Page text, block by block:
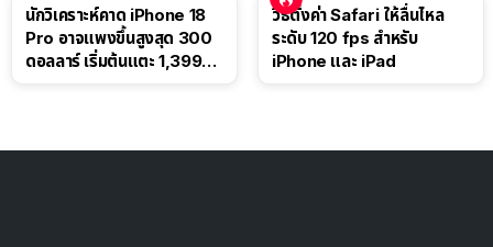
นักวิเคราะห์คาด iPhone 18
Pro อาจแพงขึ้นสูงสุด 300
ดอลลาร์ เริ่มต้นแตะ 1,399
วิธีตั้งค่า Safari ให้ลื่นไหล
ระดับ 120 fps สำหรับ
iPhone และ iPad